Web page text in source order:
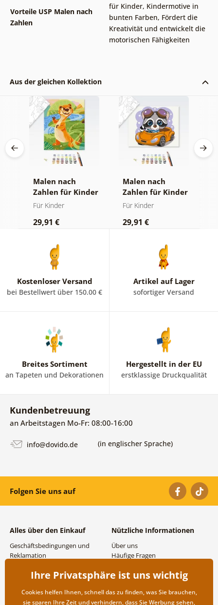
Vorteile USP Malen nach
Zahlen
für Kinder, Kindermotive in
bunten Farben, Fördert die
Kreativität und entwickelt die
motorischen Fähigkeiten
Aus der gleichen Kollektion
Malen nach
Zahlen für Kinder
Fröhliches Wiesel
Für Kinder
29,91 €
Malen nach
Zahlen für Kinder
Freundlicher
Für Kinder
29,91 €
Kostenloser Versand
bei Bestellwert über 150.00 €
Artikel auf Lager
sofortiger Versand
Breites Sortiment
an Tapeten und Dekorationen
Hergestellt in der EU
erstklassige Druckqualität
Kundenbetreuung
an Arbeitstagen Mo-Fr: 08:00-16:00
info@dovido.de (in englischer Sprache)
Folgen Sie uns auf
Alles über den Einkauf
Geschäftsbedingungen und
Reklamation
Versand- und
Rücksendung der Ware
Nützliche Informationen
Über uns
Häufige Fragen
Großhandel und
Ihre Privatsphäre ist uns wichtig
Cookies helfen Ihnen, schnell das zu finden, was Sie brauchen,
sie sparen Ihre Zeit und verhindern, dass Sie Werbung sehen,